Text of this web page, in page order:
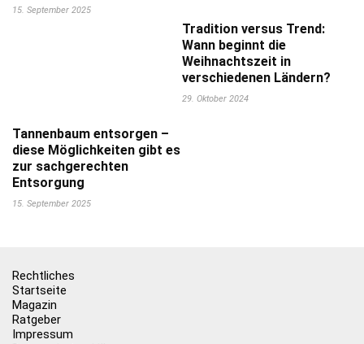
15. September 2025
Tradition versus Trend:
Wann beginnt die
Weihnachtszeit in
verschiedenen Ländern?
29. Oktober 2024
Tannenbaum entsorgen –
diese Möglichkeiten gibt es
zur sachgerechten
Entsorgung
15. September 2025
Rechtliches
Startseite
Magazin
Ratgeber
Impressum